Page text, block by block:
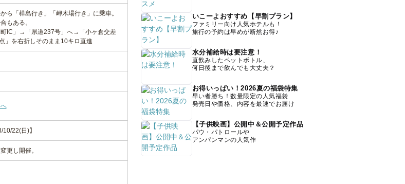
「樺島行き」「岬木場行き」に乗車。
もある。
IC」→「県道237号」へ→「小ヶ倉交差
を右折しそのまま10キロ直進
22(日)】
更し開催。
いこーよおすすめ【早割プラン】
ファミリー向け人気ホテルも！
旅行の予約は早めが断然お得♪
水分補給時は要注意！
直飲みしたペットボトル、
何日後まで飲んでも大丈夫？
お得いっぱい！2026夏の福袋特集
早い者勝ち！数量限定の人気福袋
発売日や価格、内容を最速でお届け
【子供映画】公開中＆公開予定作品
パウ・パトロールや
アンパンマンの人気作